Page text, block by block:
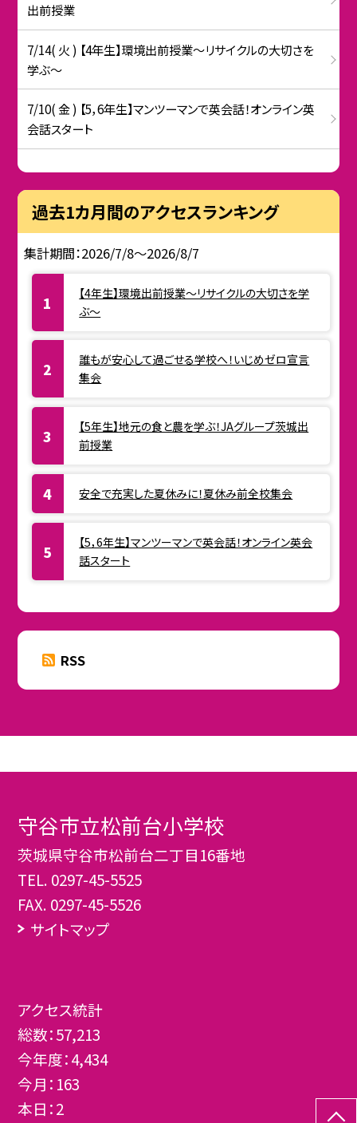
出前授業
7/14( 火 ) 【4年生】環境出前授業〜リサイクルの大切さを
学ぶ〜
7/10( 金 ) 【5，6年生】マンツーマンで英会話！オンライン英
会話スタート
過去1カ月間のアクセスランキング
集計期間：2026/7/8～2026/8/7
【4年生】環境出前授業〜リサイクルの大切さを学
ぶ〜
誰もが安心して過ごせる学校へ！いじめゼロ宣言
集会
【5年生】地元の食と農を学ぶ！JAグループ茨城出
前授業
安全で充実した夏休みに！夏休み前全校集会
【5，6年生】マンツーマンで英会話！オンライン英会
話スタート
RSS
守谷市立松前台小学校
茨城県守谷市松前台二丁目16番地
TEL. 0297-45-5525
FAX. 0297-45-5526
サイトマップ
アクセス統計
総数：57,213
今年度：4,434
今月： 163
本日：2